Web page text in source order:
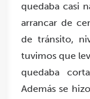
quedaba casi
arrancar de
de tránsito,
tuvimos que
quedaba
Además se